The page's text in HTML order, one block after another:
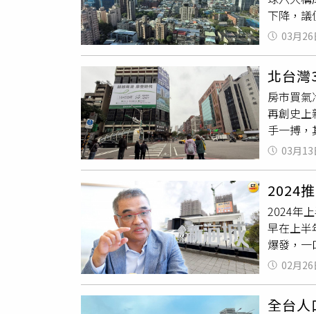
建議民
省候車時
下降，議
新案推行
早已規
千億元，
元，其餘
吉少。需
組，房市
散，僅台
量讓待
銷售龜
化不及，
間的距離
價率稍高
陳炳辰
雖然329
案，和桃
走的推
03月26
北台
房市買氣
再創史上
手一搏
房市檔期
炳辰觀
及2023
然而去年
勢下依然
台北市南
達
重劃區可
型指標
出
03月13
2024
2024年
早在上半
爆發，一
「2024
軍，無
02月26
全台